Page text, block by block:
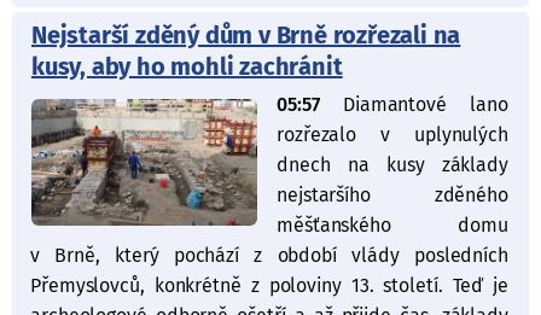
Nejstarší zděný dům v Brně rozřezali na
kusy, aby ho mohli zachránit
05:57Diamantové lano
rozřezalo v uplynulých
dnech na kusy základy
nejstaršího zděného
měšťanského domu
v Brně, který pochází z období vlády posledních
Přemyslovců, konkrétně z poloviny 13. století. Teď je